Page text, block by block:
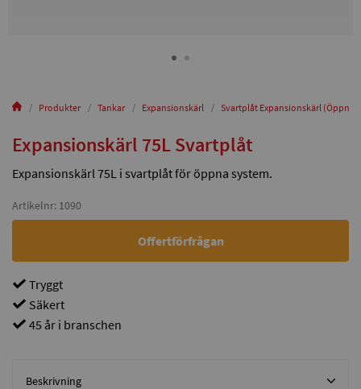
Produkter Tankar Expansionskärl Svartplåt Expansionskärl (Öppna)
Expansionskärl 75L Svartplåt
Expansionskärl 75L i svartplåt för öppna system.
Artikelnr: 1090
Offertförfrågan
Tryggt
Säkert
45 år i branschen
Beskrivning